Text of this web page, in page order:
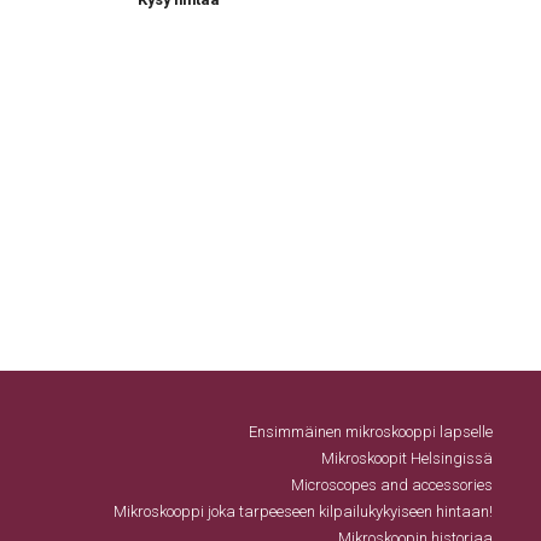
Ensimmäinen mikroskooppi lapselle
Mikroskoopit Helsingissä
Microscopes and accessories
Mikroskooppi joka tarpeeseen kilpailukykyiseen hintaan!